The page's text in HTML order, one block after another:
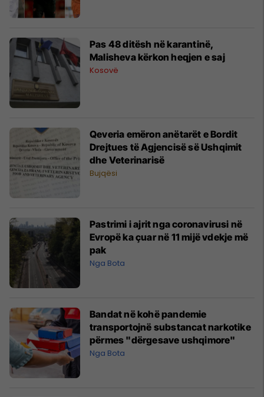
Pas 48 ditësh në karantinë,
Malisheva kërkon heqjen e saj
Kosovë
Qeveria emëron anëtarët e Bordit
Drejtues të Agjencisë së Ushqimit
dhe Veterinarisë
Bujqësi
Pastrimi i ajrit nga coronavirusi në
Evropë ka çuar në 11 mijë vdekje më
pak
Nga Bota
Bandat në kohë pandemie
transportojnë substancat narkotike
përmes "dërgesave ushqimore"
Nga Bota